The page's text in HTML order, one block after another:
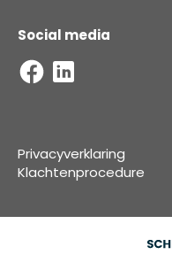
Social media
Privacyverklaring
Klachtenprocedure